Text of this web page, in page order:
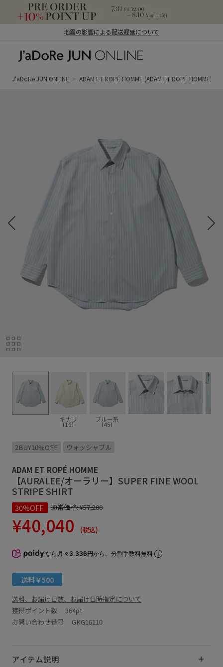
地震の影響による配送遅延について
ン オンライン）
J'aDoRe JUN ONLINE ADAM ET ROPÉ HOMME (ADAM ET ROPÉ HOMME)
キナリ
(16)
ブルー系
(45)
2BUY10%OFF ウォッシャブル
ADAM ET ROPÉ HOMME
【AURALEE/オーラリー】SUPER FINE WOOL
STRIPE SHIRT
30%OFF 通常価格:¥57,200
¥40,040 (税込)
なら 月々3,336円から。分割手数料無料
送料￥500
送料、お届け日数、お届け日時指定について
獲得ポイント数 364pt
お問い合わせ番号 GKG16110
アイテム説明